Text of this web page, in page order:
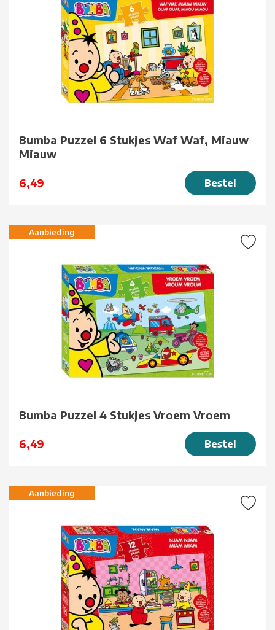
Bumba Puzzel 6 Stukjes Waf Waf, Miauw
Miauw
6,49 Bestel
Aanbieding
Bumba Puzzel 4 Stukjes Vroem Vroem
6,49 Bestel
Aanbieding